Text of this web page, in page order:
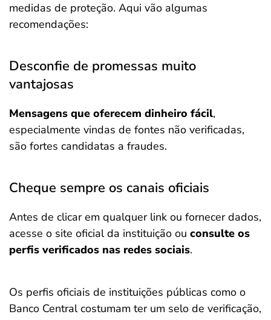
medidas de proteção. Aqui vão algumas
recomendações:
Desconfie de promessas muito
vantajosas
Mensagens que oferecem dinheiro fácil,
especialmente vindas de fontes não verificadas,
são fortes candidatas a fraudes.
Cheque sempre os canais oficiais
Antes de clicar em qualquer link ou fornecer dados,
acesse o site oficial da instituição ou consulte os
perfis verificados nas redes sociais.
Os perfis oficiais de instituições públicas como o
Banco Central costumam ter um selo de verificação,